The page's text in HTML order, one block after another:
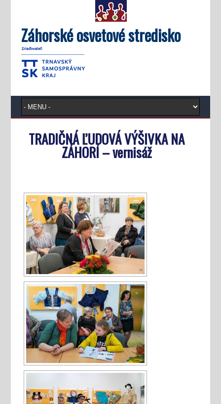
Záhorské osvetové stredisko
TRADIČNÁ ĽUDOVÁ VÝŠIVKA NA
ZÁHORÍ – vernisáž